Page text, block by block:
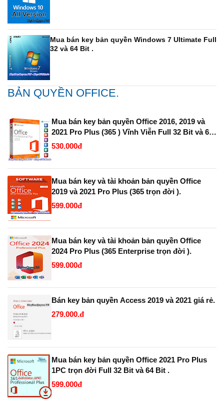
Mua bán key bản quyền Windows 7 Ultimate Full
32 và 64 Bit .
BẢN QUYỀN OFFICE.
Mua bán key bản quyền Office 2016, 2019 và
2021 Pro Plus (365 ) Vĩnh Viễn Full 32 Bit và 64
Bit.
530.000đ
Mua bán key và tài khoản bản quyền Office
2019 và 2021 Pro Plus (365 trọn đời ).
599.000đ
Mua bán key và tài khoản bản quyền Office
2024 Pro Plus (365 Enterprise trọn đời ).
599.000đ
Bán key bản quyền Access 2019 và 2021 giá rẻ.
279.000.đ
Mua bán key bản quyền Office 2021 Pro Plus
1PC trọn đời Full 32 Bit và 64 Bit .
599.000đ